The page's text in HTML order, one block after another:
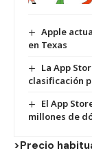
Apple
en Texas
La App
clasificación
El App
millones de
>Precio